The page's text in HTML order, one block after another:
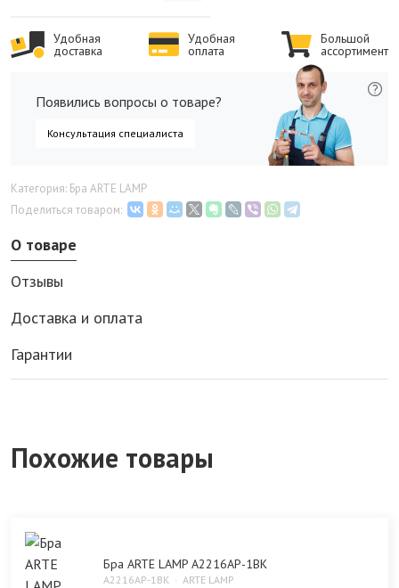
Удобная
доставка
Удобная
оплата
Большой
ассортимент
Появились вопросы о товаре?
Консультация специалиста
Категория: Бра ARTE LAMP
Поделиться товаром:
О товаре
Отзывы
Доставка и оплата
Гарантии
Похожие товары
Бра ARTE LAMP A2216AP-1BK
A2216AP-1BK ARTE LAMP